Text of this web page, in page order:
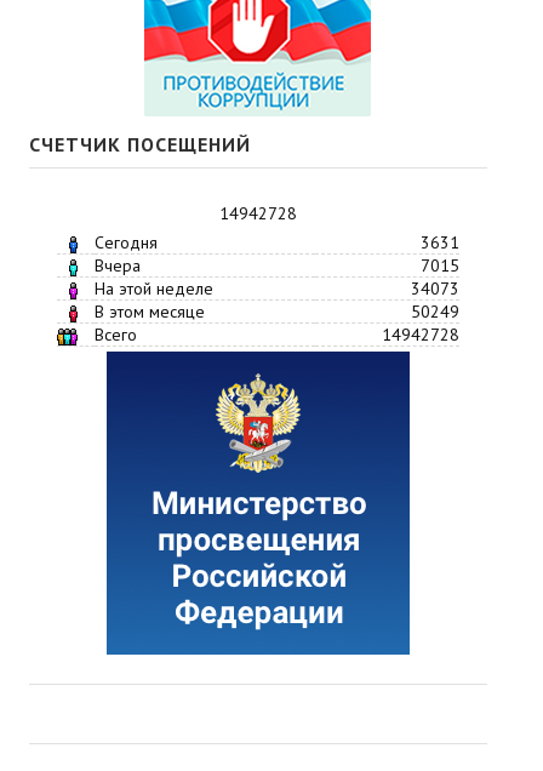
СЧЕТЧИК ПОСЕЩЕНИЙ
14942728
Сегодня
3631
Вчера
7015
На этой неделе
34073
В этом месяце
50249
Всего
14942728